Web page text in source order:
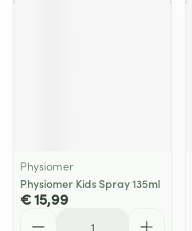
Physiomer
Physiomer Kids Spray 135ml
€ 15,99